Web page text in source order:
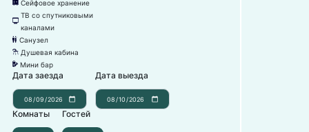
뀰 Сейфовое хранение
넎
ТВ со спутниковыми
каналами
댃 Санузел
댴 Душевая кабина
넕 Мини бар
Дата заезда Дата выезда
Комнаты Гостей